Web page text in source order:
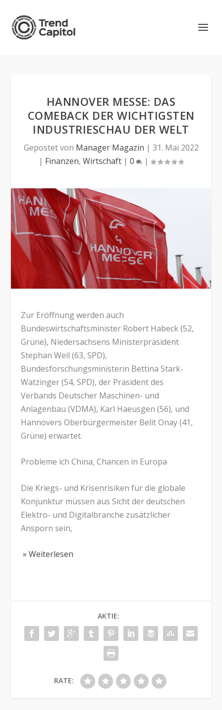
HANNOVER MESSE: DAS
COMEBACK DER WICHTIGSTEN
INDUSTRIESCHAU DER WELT
Gepostet von Manager Magazin | 31. Mai 2022
| Finanzen, Wirtschaft | 0 |
Zur Eröffnung werden auch
Bundeswirtschaftsminister Robert Habeck (52,
Grüne), Niedersachsens Ministerpräsident
Stephan Weil (63, SPD),
Bundesforschungsministerin Bettina Stark-
Watzinger (54, SPD), der Präsident des
Verbands Deutscher Maschinen- und
Anlagenbau (VDMA), Karl Haeusgen (56), und
Hannovers Oberbürgermeister Belit Onay (41,
Grüne) erwartet.
Probleme ich China, Chancen in Europa
Die Kriegs- und Krisenrisiken für die globale
Konjunktur müssen aus Sicht der deutschen
Elektro- und Digitalbranche zusätzlicher
Ansporn sein,
» Weiterlesen
AKTIE:
RATE: